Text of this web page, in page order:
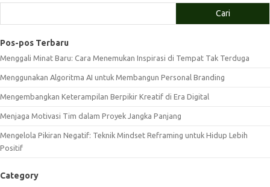
Cari
Pos-pos Terbaru
Menggali Minat Baru: Cara Menemukan Inspirasi di Tempat Tak Terduga
Menggunakan Algoritma AI untuk Membangun Personal Branding
Mengembangkan Keterampilan Berpikir Kreatif di Era Digital
Menjaga Motivasi Tim dalam Proyek Jangka Panjang
Mengelola Pikiran Negatif: Teknik Mindset Reframing untuk Hidup Lebih
Positif
Category